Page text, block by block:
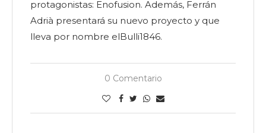
protagonistas: Enofusion. Además, Ferrán
Adrià presentará su nuevo proyecto y que
lleva por nombre elBulli1846.
0 Comentario